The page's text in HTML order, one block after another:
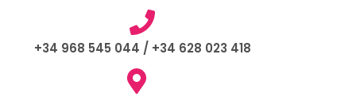
+34 968 545 044 /+34 628 023 418